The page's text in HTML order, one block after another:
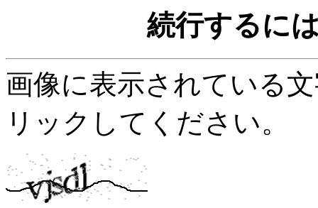
続行するに
画像に表示されている
リックしてください。